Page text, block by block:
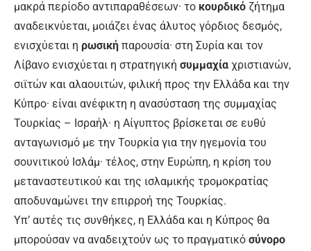
μακρά περίοδο αντιπαραθέσεων· το κουρδικό ζήτημα
αναδεικνύεται, μοιάζει ένας άλυτος γόρδιος δεσμός,
ενισχύεται η ρωσική παρουσία· στη Συρία και τον
Λίβανο ενισχύεται η στρατηγική συμμαχία χριστιανών,
σιϊτών και αλαουιτών, φιλική προς την Ελλάδα και την
Κύπρο· είναι ανέφικτη η ανασύσταση της συμμαχίας
Τουρκίας – Ισραήλ· η Αίγυπτος βρίσκεται σε ευθύ
ανταγωνισμό με την Τουρκία για την ηγεμονία του
σουνιτικού Ισλάμ· τέλος, στην Ευρώπη, η κρίση του
μεταναστευτικού και της ισλαμικής τρομοκρατίας
αποδυναμώνει την επιρροή της Τουρκίας.
Υπ’ αυτές τις συνθήκες, η Ελλάδα και η Κύπρος θα
μπορούσαν να αναδειχτούν ως το πραγματικό σύνορο